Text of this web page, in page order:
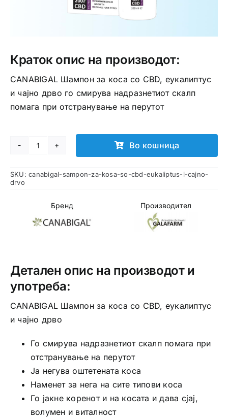
Краток опис на производот:
CANABIGAL Шампон за коса со CBD, еукалиптус
и чајно дрво го смирува надразнетиот скалп
помага при отстранување на перутот
CANABIGAL
за
CBD
дрво
количина
Во кошница
SKU:canabigal-sampon-za-kosa-so-cbd-eukaliptus-i-cajno-
drvo
Бренд Производител
Детален опис на производот и
употреба:
CANABIGAL Шампон за коса со CBD, еукалиптус
и чајно дрво
Го смирува надразнетиот скалп помага при
отстранување на перутот
Jа негува оштетената коса
Наменет за нега на сите типови коса
Го јакне коренот и на косата и дава сјај,
волумен и виталност